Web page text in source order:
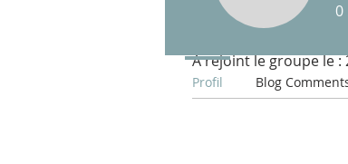
Profil
A rejoint le groupe le :
0
Profil Blog